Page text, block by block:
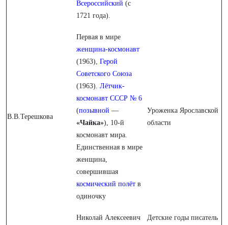
Всероссийский (с
1721 года).
В.В.Терешкова
Первая в мире
женщина-космонавт
(1963), Герой
Советского Союза
(1963). Лётчик-
космонавт СССР № 6
(позывной —
«Чайка»), 10-й
космонавт мира.
Единственная в мире
женщина,
совершившая
космический полёт в
одиночку
Уроженка Ярославской
области
Николай Алексеевич
Детские годы писатель